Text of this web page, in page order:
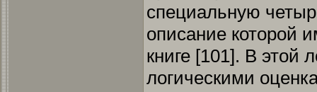
специальную
описание которой
книге [101]. В этой
логическими